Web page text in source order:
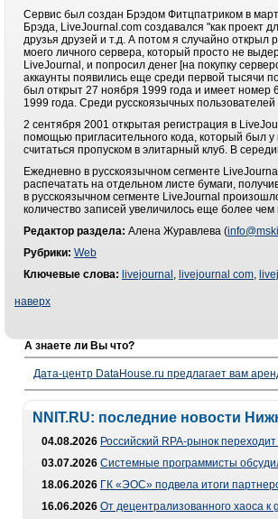
Сервис был создан Брэдом Фитцпатриком в
Брэда, LiveJournal.com создавался "как проект
друзья друзей и т.д. А потом я случайно
моего личного сервера, который просто не
LiveJournal, и попросил денег [на покупку
аккаунты появились еще среди первой тысячи
был открыт 27 ноября 1999 года и имеет номер
1999 года. Среди русскоязычных
2 сентября 2001 открытая регистрация в
помощью пригласительного кода, который был
считаться пропуском в элитарный клуб. В
Ежедневно в русскоязычном сегменте
распечатать на отдельном листе бумаги,
в русскоязычном сегменте LiveJournal
количество записей увеличилось еще более
Редактор раздела: Алена Журавлева (
Рубрики: Web
Ключевые слова: livejournal , livejournal com,
наверх
А знаете ли Вы что?
Дата-центр DataHouse.ru предлагает вам
NNIT.RU: последние новости
04.08.2026 Российский RPA-рынок
03.07.2026 Системные программисты
18.06.2026 ГК «ЭОС» подвела итоги
16.06.2026 От децентрализованного хаоса